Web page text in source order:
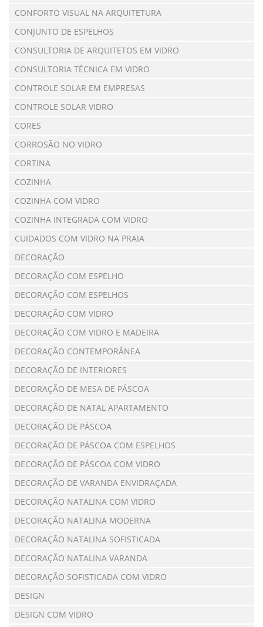
CONFORTO VISUAL NA ARQUITETURA
CONJUNTO DE ESPELHOS
CONSULTORIA DE ARQUITETOS EM VIDRO
CONSULTORIA TÉCNICA EM VIDRO
CONTROLE SOLAR EM EMPRESAS
CONTROLE SOLAR VIDRO
CORES
CORROSÃO NO VIDRO
CORTINA
COZINHA
COZINHA COM VIDRO
COZINHA INTEGRADA COM VIDRO
CUIDADOS COM VIDRO NA PRAIA
DECORAÇÃO
DECORAÇÃO COM ESPELHO
DECORAÇÃO COM ESPELHOS
DECORAÇÃO COM VIDRO
DECORAÇÃO COM VIDRO E MADEIRA
DECORAÇÃO CONTEMPORÂNEA
DECORAÇÃO DE INTERIORES
DECORAÇÃO DE MESA DE PÁSCOA
DECORAÇÃO DE NATAL APARTAMENTO
DECORAÇÃO DE PÁSCOA
DECORAÇÃO DE PÁSCOA COM ESPELHOS
DECORAÇÃO DE PÁSCOA COM VIDRO
DECORAÇÃO DE VARANDA ENVIDRAÇADA
DECORAÇÃO NATALINA COM VIDRO
DECORAÇÃO NATALINA MODERNA
DECORAÇÃO NATALINA SOFISTICADA
DECORAÇÃO NATALINA VARANDA
DECORAÇÃO SOFISTICADA COM VIDRO
DESIGN
DESIGN COM VIDRO